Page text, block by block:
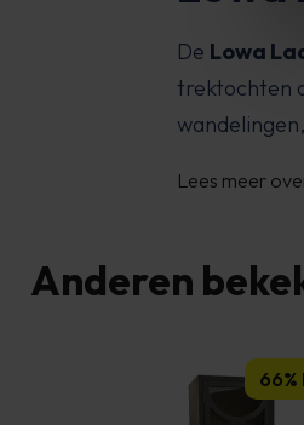
De Lowa
trektochten
Lees meer
Anderen
66%